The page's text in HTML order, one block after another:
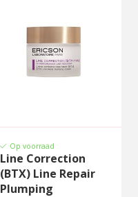
Op voorraad
Line Correction
(BTX) Line Repair
Plumping